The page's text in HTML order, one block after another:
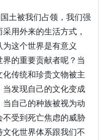
土被我们占领，我们强
用外来的生活方式，
这个世界是有意义
的重要贡献者呢？当
传统和珍贵文物被主
发现自己的文化变成
自己的种族被视为动
受到死亡焦虑的威胁
化世界体系跟我们不